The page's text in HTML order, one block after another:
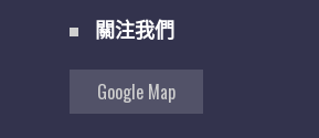
關注我們
Google Map